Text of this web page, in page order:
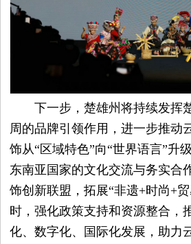
下一步，楚雄州将持续发挥
周的品牌引领作用，进一步推动
饰从“区域特色”向“世界语言”升
东南亚国家的文化交流与务实合
饰创新联盟，拓展“非遗+时尚+
时，强化政策支持和资源整合，
化、数字化、国际化发展，助力